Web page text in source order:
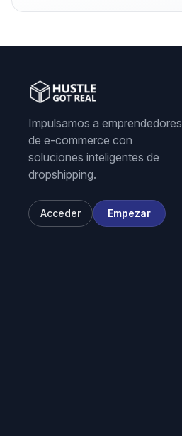
Impulsamos a emprendedores
de e-commerce con
soluciones inteligentes de
dropshipping.
Acceder Empezar